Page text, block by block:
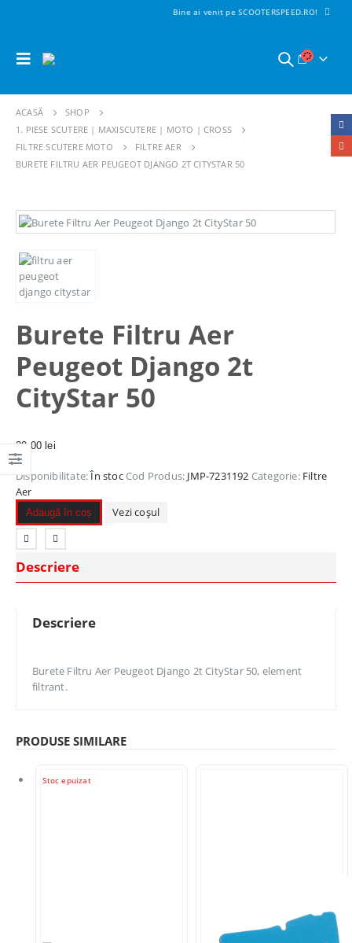
Bine ai venit pe SCOOTERSPEED.RO!
ACASĂ
SHOP
1. PIESE SCUTERE | MAXISCUTERE | MOTO | CROSS
FILTRE SCUTERE MOTO
FILTRE AER
BURETE FILTRU AER PEUGEOT DJANGO 2T CITYSTAR 50
Burete Filtru Aer
Peugeot Django 2t
CityStar 50
30,00lei
Disponibilitate:În stocCod Produs: JMP-7231192 Categorie: Filtre
Aer
Adaugă în coș Vezi coșul
Descriere
Descriere
Burete Filtru Aer Peugeot Django 2t CityStar 50, element
filtrant.
PRODUSE SIMILARE
Stoc epuizat